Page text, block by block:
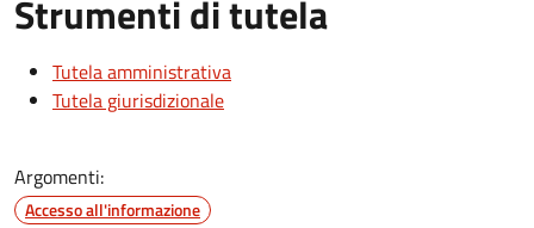
Strumenti di tutela
Tutela amministrativa
Tutela giurisdizionale
Argomenti:
Accesso all'informazione